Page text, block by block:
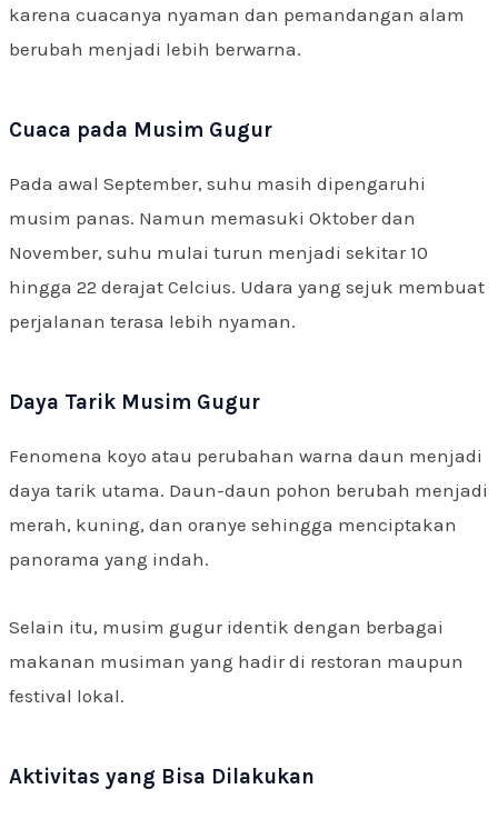
karena cuacanya nyaman dan pemandangan alam
berubah menjadi lebih berwarna.
Cuaca pada Musim Gugur
Pada awal September, suhu masih dipengaruhi
musim panas. Namun memasuki Oktober dan
November, suhu mulai turun menjadi sekitar 10
hingga 22 derajat Celcius. Udara yang sejuk membuat
perjalanan terasa lebih nyaman.
Daya Tarik Musim Gugur
Fenomena koyo atau perubahan warna daun menjadi
daya tarik utama. Daun-daun pohon berubah menjadi
merah, kuning, dan oranye sehingga menciptakan
panorama yang indah.
Selain itu, musim gugur identik dengan berbagai
makanan musiman yang hadir di restoran maupun
festival lokal.
Aktivitas yang Bisa Dilakukan